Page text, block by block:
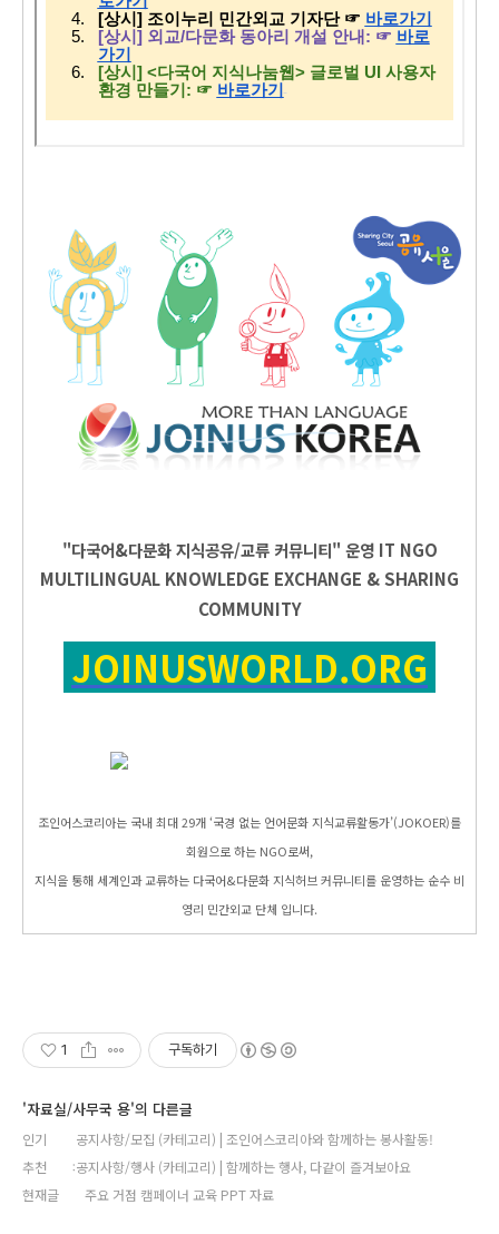
"다국어&다문화 지식공유/교류 커뮤니티" 운영 IT NGO
MULTILINGUAL KNOWLEDGE EXCHANGE & SHARING
COMMUNITY
JOINUSWORLD.ORG
조인어스코리아는 국내 최대 29개 ‘국경 없는 언어문화 지식교류활동가’(JOKOER)를
회원으로 하는 NGO로써,
지식을 통해 세계인과 교류하는 다국어&다문화 지식허브 커뮤니티를 운영하는 순수 비
영리 민간외교 단체 입니다.
1 구독하기
'자료실/사무국 용'의 다른글
인기
공지사항/모집 (카테고리) | 조인어스코리아와 함께하는 봉사활동!
추천
공지사항/행사 (카테고리) | 함께하는 행사, 다같이 즐겨보아요
현재글
주요 거점 캠페이너 교육 PPT 자료